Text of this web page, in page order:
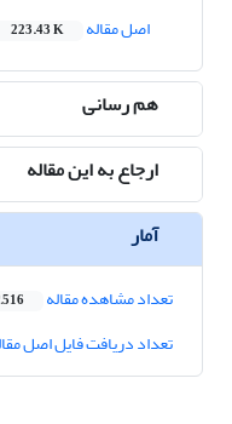
اصل مقاله
223.43 K
هم رسانی
ارجاع به این مقاله
آمار
تعداد مشاهده مقاله
تعداد دریافت فایل اصل